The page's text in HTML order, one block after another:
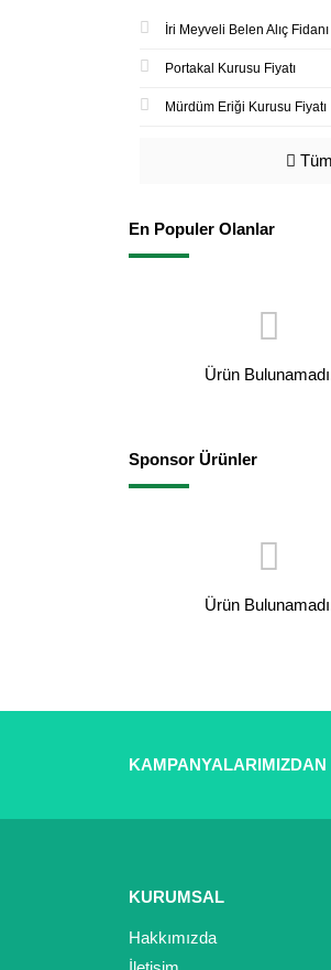
İri Meyveli Belen Alıç Fidanı
Portakal Kurusu Fiyatı
Mürdüm Eriği Kurusu Fiyatı
En Populer Olanlar
Ürün
Sponsor Ürünler
Ürün
KURUMSAL
Hakkımızda